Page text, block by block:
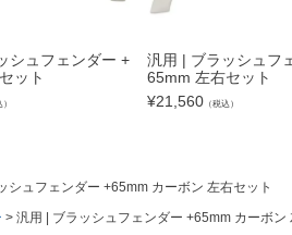
シュフェンダー +
ット
汎用 | ブラッシュフ
65mm 左右セット
¥21,560 （税込）
シュフェンダー +65mm カーボン 左右セット
汎用 | ブラッシュフェンダー +65mm カーボン